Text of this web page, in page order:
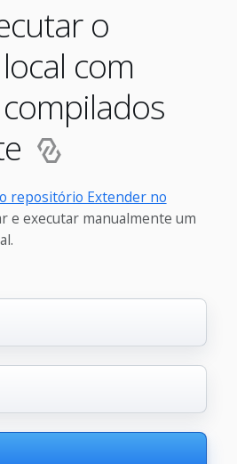
o
com
repositório Extender no
e executar manualmente um